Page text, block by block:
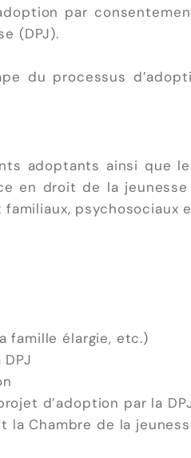
par
(DPJ).
du processus
adoptants ainsi que
en droit de la
famille élargie, etc.)
d’adoption par la
Chambre de la